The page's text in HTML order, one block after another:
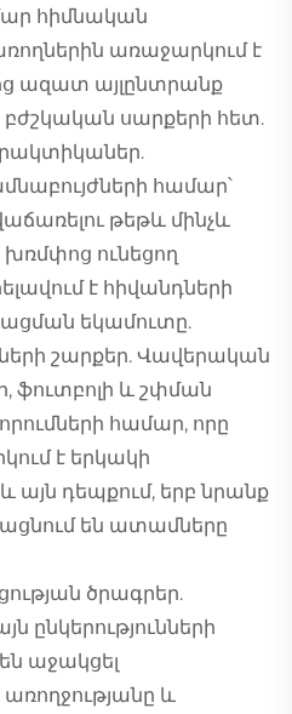
հիմնական
առաջարկում է
ազատ այլընտրանք
սարքերի հետ.
համար՝
թեթև մինչև
ունեցող
է հիվանդների
եկամուտը.
շարքեր. Վավերական
ֆուտբոլի և շփման
համար, որը
է երկակի
այն դեպքում, երբ նրանք
են ատամները
ծրագրեր.
աջակցել
և